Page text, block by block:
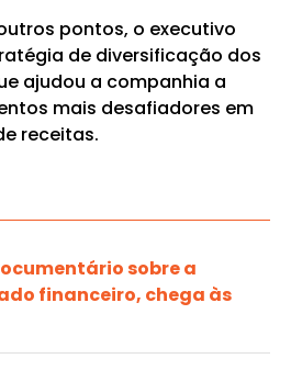
pontos, o executivo
de diversificação dos
ajudou a companhia a
mais desafiadores em
receitas.
sobre a
financeiro, chega às